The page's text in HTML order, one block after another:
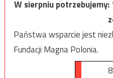
W sierpniu potrzebujemy:
Państwa wsparcie jest
Fundacji Magna Polonia.